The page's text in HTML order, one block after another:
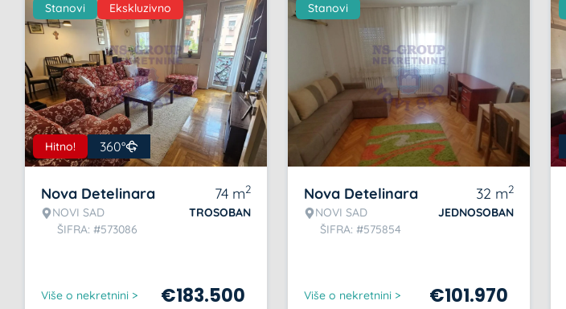
Stanovi Ekskluzivno
Hitno! 360°
Nova Detelinara
NOVI SAD
ŠIFRA: #573086
74 m2
TROSOBAN
Više o nekretnini > €183.500
Stanovi
Nova Detelinara
NOVI SAD
ŠIFRA: #575854
32 m2
JEDNOSOBAN
Više o nekretnini > €101.970